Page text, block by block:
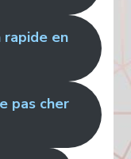
en
pas cher